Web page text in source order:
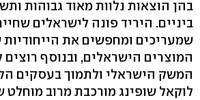
בהן הוצאות נלוות מאוד גבוהות
ביניים. היריד פונה לישראלים
שמעריכים ומחפשים את הייחודיות
המוצרים הישראלים, ובנוסף
המשק הישראלי ולתמוך בעסקים
לוקאל שופינג מורכבת מרוב מוחלט